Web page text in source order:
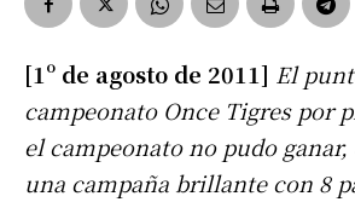
[1º de agosto de 2011] El
campeonato Once Tigres por
el campeonato no pudo
una campaña brillante con 8